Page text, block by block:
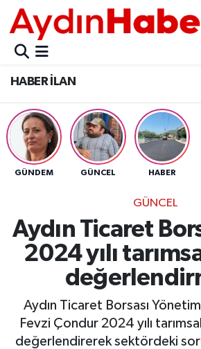
HABER İLAN
GÜNDEM GÜNCEL HABER
GÜNCEL
Aydın Ticaret
2024 yılı
Aydın Ticaret Borsası Yönetim
Fevzi Çondur 2024 yılı
değerlendirerek sektördeki
GÜNCEL
POLİTİKA
BELEDİYELER
ASAYİŞ
BÜLTEN
ÇEVRE
DIŞ
DÜNYA
Aydın Nöbetçi Eczaneler
Aydın Hava Durumu
Aydin Namaz Vakitleri
Aydın Trafik Yoğunluk Haritası
Süper Lig Puan Durumu ve
Tüm Manşetler
Son Dakika Haberleri
Haber Arşivi